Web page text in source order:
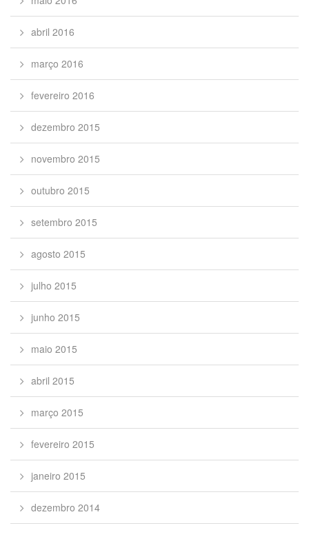
abril 2016
março 2016
fevereiro 2016
dezembro 2015
novembro 2015
outubro 2015
setembro 2015
agosto 2015
julho 2015
junho 2015
maio 2015
abril 2015
março 2015
fevereiro 2015
janeiro 2015
dezembro 2014